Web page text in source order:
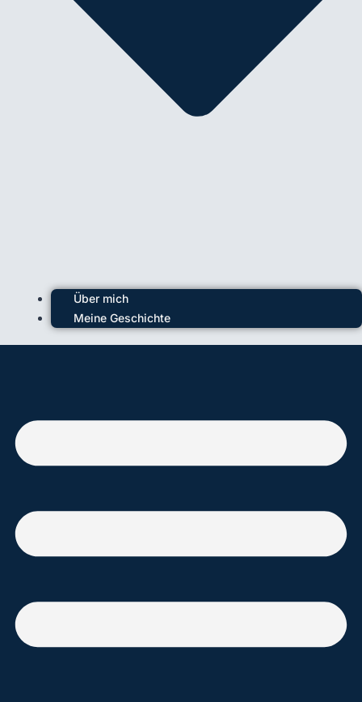
Über mich
Meine Geschichte